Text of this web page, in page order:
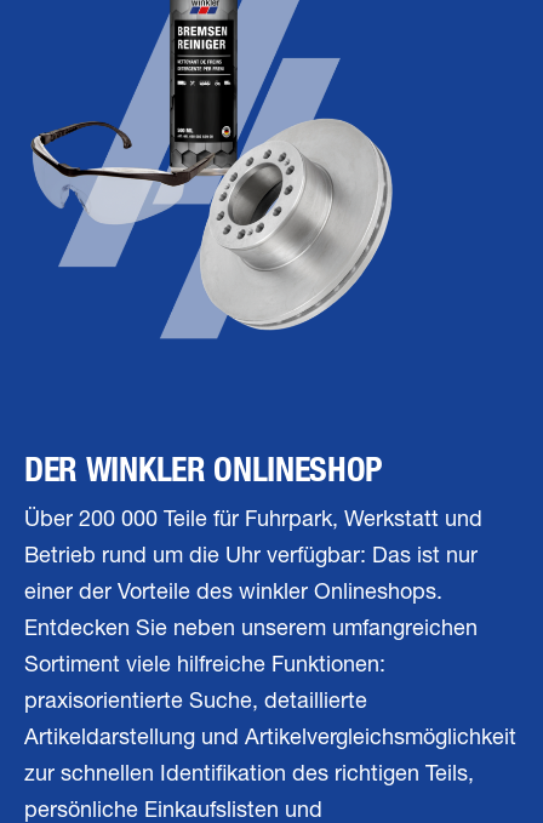
DER WINKLER ONLINESHOP
Über 200 000 Teile für Fuhrpark, Werkstatt und
Betrieb rund um die Uhr verfügbar: Das ist nur
einer der Vorteile des winkler Onlineshops.
Entdecken Sie neben unserem umfangreichen
Sortiment viele hilfreiche Funktionen:
praxisorientierte Suche, detaillierte
Artikeldarstellung und Artikelvergleichsmöglichkeit
zur schnellen Identifikation des richtigen Teils,
persönliche Einkaufslisten und